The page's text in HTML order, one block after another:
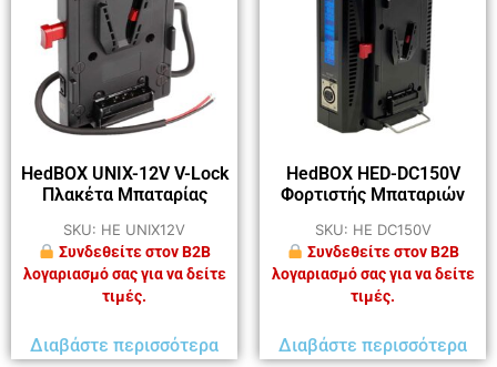
HedBOX UNIX-12V V-Lock
Πλακέτα Μπαταρίας
SKU: HE UNIX12V
Συνδεθείτε στον B2B
λογαριασμό σας για να δείτε
τιμές.
Διαβάστε περισσότερα
HedBOX HED-DC150V
Φορτιστής Μπαταριών
SKU: HE DC150V
Συνδεθείτε στον B2B
λογαριασμό σας για να δείτε
τιμές.
Διαβάστε περισσότερα